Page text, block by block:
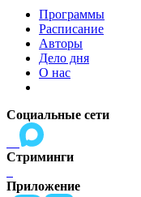
Программы
Расписание
Авторы
Дело дня
О нас
Социальные сети
Стриминги
Приложение